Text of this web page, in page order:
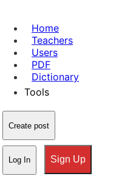
Home
Teachers
Users
PDF
Dictionary
Tools
Create post
Log In Sign Up